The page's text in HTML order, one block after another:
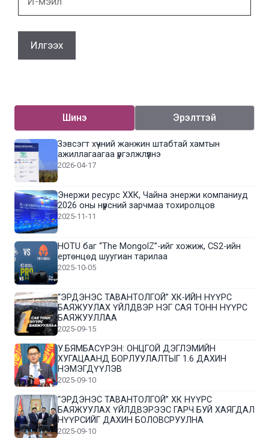
Шинэ Эрэлттэй
Зэвсэгт хүчний жанжин штабтай хамтын
ажиллагаагаа үргэлжлүүлнэ
2026-04-17
Энержи ресурс ХХК, Чайна энержи компаниуд
2026 оны нүүрсний зарчмаа тохиролцов
2025-11-11
HOTU баг “The MongolZ”-ийг хожиж, CS2-ийн
ертөнцөд шуугиан тарилаа
2025-10-05
“ЭРДЭНЭС ТАВАНТОЛГОЙ” ХК-ИЙН НҮҮРС
БАЯЖУУЛАХ ҮЙЛДВЭР НЭГ САЯ ТОНН НҮҮРС
БАЯЖУУЛЛАА
2025-09-15
У.БЯМБАСҮРЭН: ОНЦГОЙ ДЭГЛЭМИЙН
ХУГАЦААНД БОРЛУУЛАЛТЫГ 1.6 ДАХИН
НЭМЭГДҮҮЛЭВ
2025-09-10
“ЭРДЭНЭС ТАВАНТОЛГОЙ” ХК НҮҮРС
БАЯЖУУЛАХ ҮЙЛДВЭРЭЭС ГАРЧ БУЙ ХАЯГДАЛ
НҮҮРСИЙГ ДАХИН БОЛОВСРУУЛНА
2025-09-10